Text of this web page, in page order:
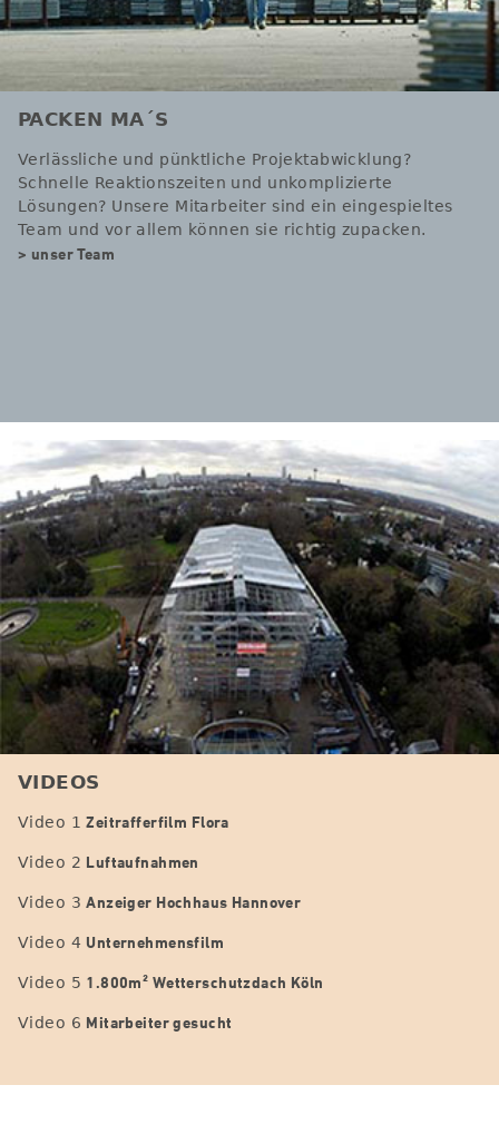
PACKEN MA´S
Verlässliche und pünktliche Projektabwicklung?
Schnelle Reaktionszeiten und unkomplizierte
Lösungen? Unsere Mitarbeiter sind ein eingespieltes
Team und vor allem können sie richtig zupacken.
> unser Team
VIDEOS
Video 1Zeitrafferfilm Flora
Video 2 Luftaufnahmen
Video 3Anzeiger Hochhaus Hannover
Video 4 Unternehmensfilm
Video 5 1.800m² Wetterschutzdach Köln
Video 6 Mitarbeiter gesucht